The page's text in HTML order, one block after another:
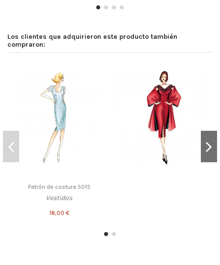
Los clientes que adquirieron este producto también
compraron:
Patrón de costura 5015
Vestidos
18,00 €